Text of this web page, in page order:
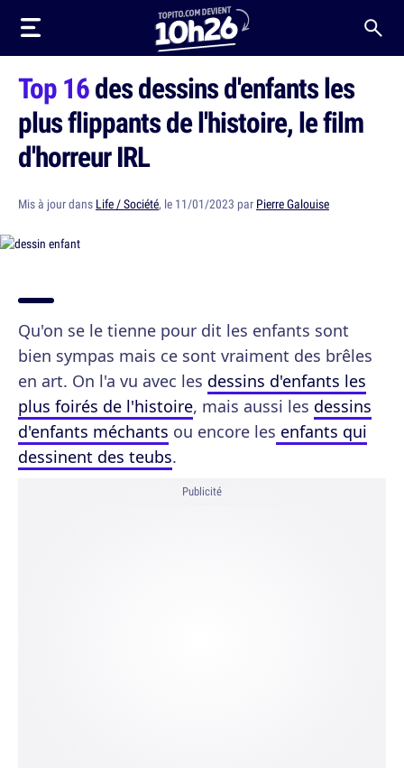
Top 16des dessins d'enfants les
plus flippants de l'histoire, le film
d'horreur IRL
Mis à jour dans Life / Société, le 11/01/2023 par Pierre Galouise
Qu'on se le tienne pour dit les enfants sont
bien sympas mais ce sont vraiment des brêles
en art. On l'a vu avec les dessins d'enfants les
plus foirés de l'histoire, mais aussi les dessins
d'enfants méchants ou encore les enfants qui
dessinent des teubs.
Publicité